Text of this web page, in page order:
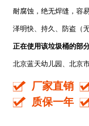
耐腐蚀，绝无焊缝，容
泽明快、持久、防盗（
正在使用该垃圾桶的部
北京蓝天幼儿园、北京
厂家直销
质保一年